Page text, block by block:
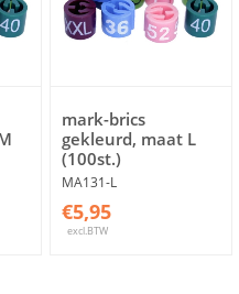
mark-brics
gekleurd, maat L
(100st.)
MA131-L
€5,95
excl.BTW